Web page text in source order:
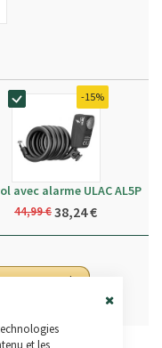
et les
-15%
avec alarme ULAC AL5P
44,99 €38,24 €
au panier